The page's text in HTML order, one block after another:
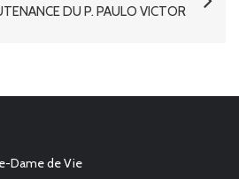
DU P. PAULO VICTOR
Dame de Vie